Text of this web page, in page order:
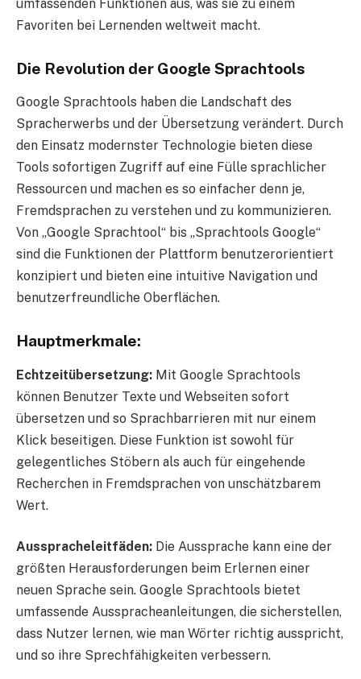
umfassenden Funktionen aus, was sie zu einem
Favoriten bei Lernenden weltweit macht.
Die Revolution der Google Sprachtools
Google Sprachtools haben die Landschaft des
Spracherwerbs und der Übersetzung verändert. Durch
den Einsatz modernster Technologie bieten diese
Tools sofortigen Zugriff auf eine Fülle sprachlicher
Ressourcen und machen es so einfacher denn je,
Fremdsprachen zu verstehen und zu kommunizieren.
Von „Google Sprachtool“ bis „Sprachtools Google“
sind die Funktionen der Plattform benutzerorientiert
konzipiert und bieten eine intuitive Navigation und
benutzerfreundliche Oberflächen.
Hauptmerkmale:
Echtzeitübersetzung: Mit Google Sprachtools
können Benutzer Texte und Webseiten sofort
übersetzen und so Sprachbarrieren mit nur einem
Klick beseitigen. Diese Funktion ist sowohl für
gelegentliches Stöbern als auch für eingehende
Recherchen in Fremdsprachen von unschätzbarem
Wert.
Ausspracheleitfäden: Die Aussprache kann eine der
größten Herausforderungen beim Erlernen einer
neuen Sprache sein. Google Sprachtools bietet
umfassende Ausspracheanleitungen, die sicherstellen,
dass Nutzer lernen, wie man Wörter richtig ausspricht,
und so ihre Sprechfähigkeiten verbessern.